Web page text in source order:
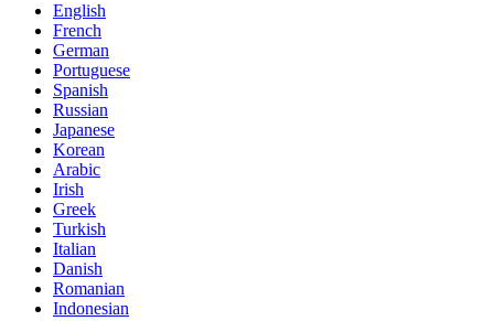
English
French
German
Portuguese
Spanish
Russian
Japanese
Korean
Arabic
Irish
Greek
Turkish
Italian
Danish
Romanian
Indonesian